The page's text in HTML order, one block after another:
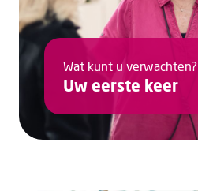
Wat kunt u verwachten?
Uw eerste keer